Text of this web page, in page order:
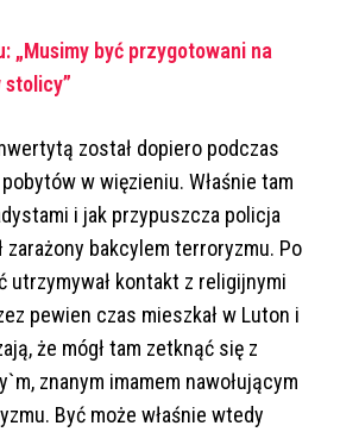
„Musimy być przygotowani na
stolicy”
został dopiero podczas
w więzieniu. Właśnie tam
i jak przypuszcza policja
zarażony bakcylem terroryzmu. Po
utrzymywał kontakt z religijnymi
pewien czas mieszkał w Luton i
że mógł tam zetknąć się z
znanym imamem nawołującym
Być może właśnie wtedy